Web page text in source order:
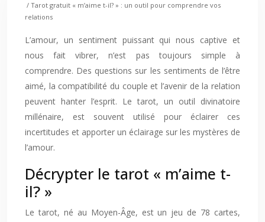
/ Tarot gratuit « m’aime t-il? » : un outil pour comprendre vos
relations
L’amour, un sentiment puissant qui nous captive et
nous fait vibrer, n’est pas toujours simple à
comprendre. Des questions sur les sentiments de l’être
aimé, la compatibilité du couple et l’avenir de la relation
peuvent hanter l’esprit. Le tarot, un outil divinatoire
millénaire, est souvent utilisé pour éclairer ces
incertitudes et apporter un éclairage sur les mystères de
l’amour.
Décrypter le tarot « m’aime t-
il? »
Le tarot, né au Moyen-Âge, est un jeu de 78 cartes,